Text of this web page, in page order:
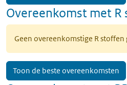
Overeenkomst met R
Geen overeenkomstige R stoffen
Toon de beste overeenkomsten